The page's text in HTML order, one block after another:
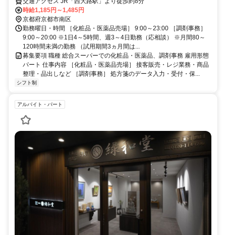
時給1,185円～1,485円
京都府京都市南区
勤務曜日・時間 ［化粧品・医薬品売場］ 9:00～23:00 ［調剤事務］
9:00～20:00 ※1日4～5時間、週3～4日勤務（応相談） ※月間80～
120時間未満の勤務 （試用期間3ヵ月間は...
募集要項 職種 総合スーパーでの化粧品・医薬品、調剤事務 雇用形態
パート 仕事内容 ［化粧品・医薬品売場］ 接客販売・レジ業務・商品
整理・品出しなど ［調剤事務］ 処方箋のデータ入力・受付・保...
シフト制
アルバイト・パート